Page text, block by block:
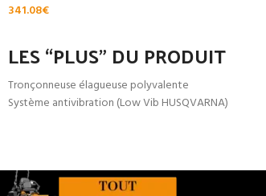
341.08€
LES “PLUS” DU PRODUIT
Tronçonneuse élagueuse polyvalente
Système antivibration (Low Vib HUSQVARNA)
Air Purge (Equipée d’une pompe d’amorcage)
Tronçonneuse équipée de la Technologie X-Torq